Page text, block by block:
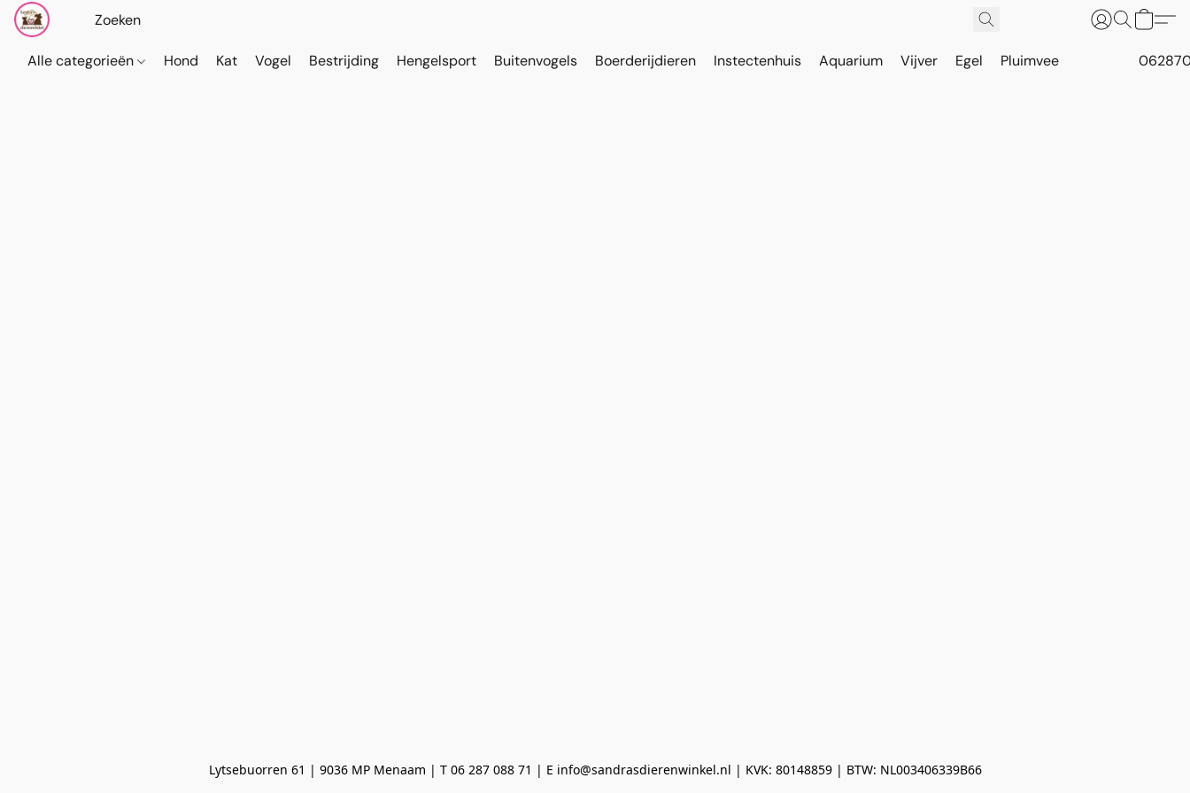
Alle categorieën Hond Kat Vogel Bestrijding Hengelsport Buitenvogels Boerderijdieren Instectenhuis Aquarium Vijver Egel Pluimvee
Lytsebuorren 61 | 9036 MP Menaam | T 06 287 088 71 | E info@sandrasdierenwinkel.nl | KVK: 80148859 | BTW: NL003406339B66